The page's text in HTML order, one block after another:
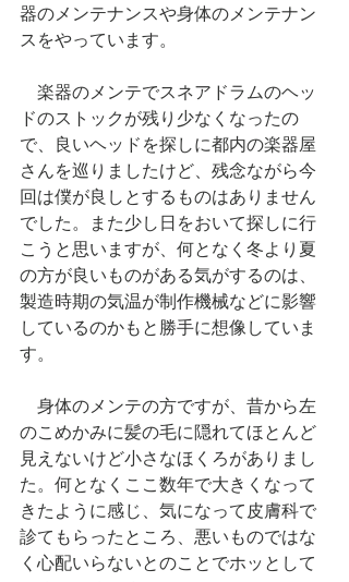
器のメンテナンスや身体のメンテナン
スをやっています。
楽器のメンテでスネアドラムのヘッ
ドのストックが残り少なくなったの
で、良いヘッドを探しに都内の楽器屋
さんを巡りましたけど、残念ながら今
回は僕が良しとするものはありません
でした。また少し日をおいて探しに行
こうと思いますが、何となく冬より夏
の方が良いものがある気がするのは、
製造時期の気温が制作機械などに影響
しているのかもと勝手に想像していま
す。
身体のメンテの方ですが、昔から左
のこめかみに髪の毛に隠れてほとんど
見えないけど小さなほくろがありまし
た。何となくここ数年で大きくなって
きたように感じ、気になって皮膚科で
診てもらったところ、悪いものではな
く心配いらないとのことでホッとして